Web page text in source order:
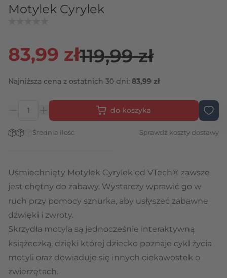
Motylek Cyrylek
119,99 zł
83,99 zł
Najniższa cena z ostatnich 30 dni: 83,99 zł
do koszyka
Stan magazynowy:
Średnia ilość Sprawdź koszty dostawy
Uśmiechnięty Motylek Cyrylek od VTech® zawsze
jest chętny do zabawy. Wystarczy wprawić go w
ruch przy pomocy sznurka, aby usłyszeć zabawne
dźwięki i zwroty.
Skrzydła motyla są jednocześnie interaktywną
książeczką, dzięki której dziecko poznaje cykl życia
motyli oraz dowiaduje się innych ciekawostek o
zwierzętach.